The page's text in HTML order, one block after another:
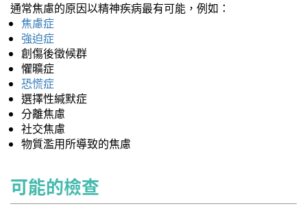
通常焦慮的原因以精神疾病最有可能，例如：
焦慮症
強迫症
創傷後徵候群
懼曠症
恐慌症
選擇性緘默症
分離焦慮
社交焦慮
物質濫用所導致的焦慮
可能的檢查